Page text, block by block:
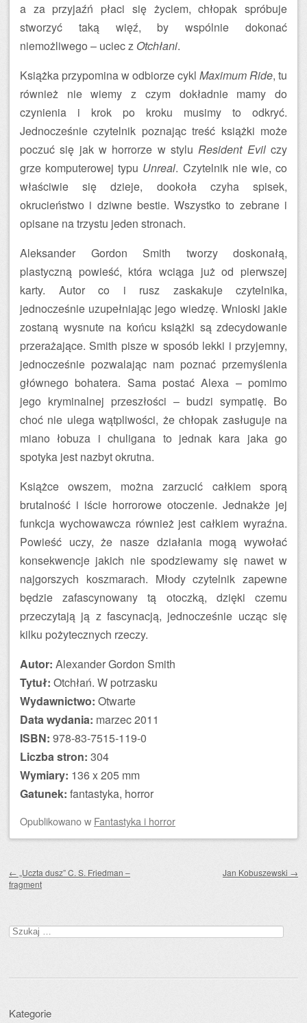
a za przyjaźń płaci się życiem, chłopak spróbuje
stworzyć taką więź, by wspólnie dokonać
niemożliwego – uciec z Otchłani.
Książka przypomina w odbiorze cykl Maximum Ride, tu
również nie wiemy z czym dokładnie mamy do
czynienia i krok po kroku musimy to odkryć.
Jednocześnie czytelnik poznając treść książki może
poczuć się jak w horrorze w styluResident Evilczy
grze komputerowej typu Unreal. Czytelnik nie wie, co
właściwie się dzieje, dookoła czyha spisek,
okrucieństwo i dziwne bestie. Wszystko to zebrane i
opisane na trzystu jeden stronach.
Aleksander Gordon Smith tworzy doskonałą,
plastyczną powieść, która wciąga już od pierwszej
karty. Autor co i rusz zaskakuje czytelnika,
jednocześnie uzupełniając jego wiedzę. Wnioski jakie
zostaną wysnute na końcu książki są zdecydowanie
przerażające. Smith pisze w sposób lekki i przyjemny,
jednocześnie pozwalając nam poznać przemyślenia
głównego bohatera. Sama postać Alexa – pomimo
jego kryminalnej przeszłości – budzi sympatię. Bo
choć nie ulega wątpliwości, że chłopak zasługuje na
miano łobuza i chuligana to jednak kara jaka go
spotyka jest nazbyt okrutna.
Książce owszem, można zarzucić całkiem sporą
brutalność i iście horrorowe otoczenie. Jednakże jej
funkcja wychowawcza również jest całkiem wyraźna.
Powieść uczy, że nasze działania mogą wywołać
konsekwencje jakich nie spodziewamy się nawet w
najgorszych koszmarach. Młody czytelnik zapewne
będzie zafascynowany tą otoczką, dzięki czemu
przeczytają ją z fascynacją, jednocześnie ucząc się
kilku pożytecznych rzeczy.
Autor: Alexander Gordon Smith
Tytuł: Otchłań. W potrzasku
Wydawnictwo: Otwarte
Data wydania: marzec 2011
ISBN: 978-83-7515-119-0
Liczba stron: 304
Wymiary: 136 x 205 mm
Gatunek: fantastyka, horror
Opublikowanow Fantastyka i horror
← „Uczta dusz” C. S. Friedman –
fragment
Jan Kobuszewski →
Szukaj:
Kategorie